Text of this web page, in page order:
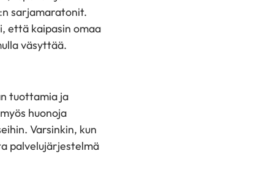
sarjamaratonit.
että kaipasin omaa
väsyttää.
tuottamia ja
huonoja
Varsinkin, kun
palvelujärjestelmä